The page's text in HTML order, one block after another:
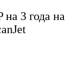
на 3 года на